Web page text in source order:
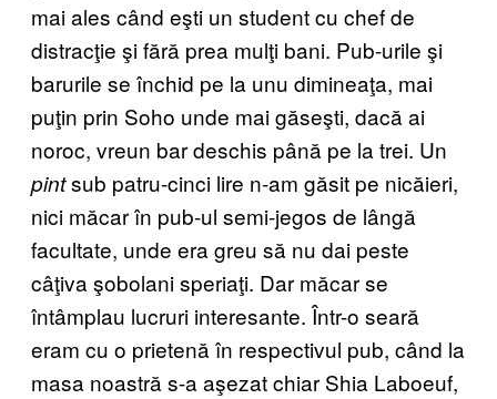
mai ales când eşti un student cu chef de
distracţie şi fără prea mulţi bani. Pub-urile şi
barurile se închid pe la unu dimineaţa, mai
puţin prin Soho unde mai găseşti, dacă ai
noroc, vreun bar deschis până pe la trei. Un
pintsub patru-cinci lire n-am găsit pe nicăieri,
nici măcar în pub-ul semi-jegos de lângă
facultate, unde era greu să nu dai peste
câţiva şobolani speriaţi. Dar măcar se
întâmplau lucruri interesante. Într-o seară
eram cu o prietenă în respectivul pub, când la
masa noastră s-a aşezat chiar Shia Laboeuf,